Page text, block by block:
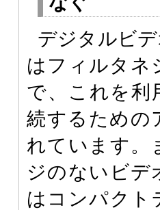
デジタルビ
はフィルタネ
で、これを利
続するための
れています。
ジのないビデ
はコンパクト